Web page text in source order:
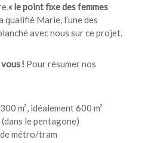
« le point fixe des femmes
qualifié Marie, l’une des
avec nous sur ce projet.
! Pour résumer nos
m², idéalement 600 m²
le pentagone)
métro/tram